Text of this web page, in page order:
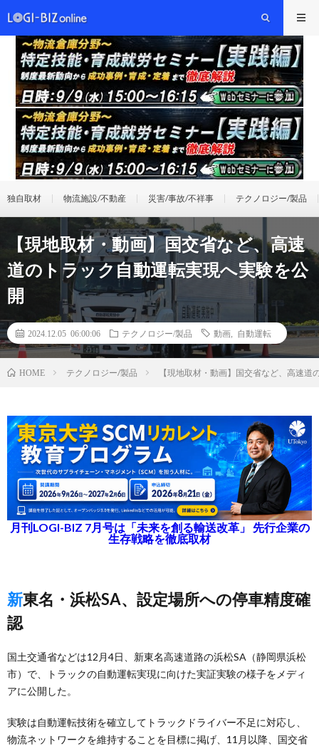
独自取材 物流施設/不動産 災害/事故/不祥事 テクノロジー/製品
【現地取材・動画】国交省など、高速
道のトラック自動運転実現へ実験を公
開
2024.12.05 06:00:06 テクノロジー/製品 動画 自動運転
HOME テクノロジー/製品 【現地取材・動画】国交省など、高速
月刊LOGI-BIZ 7月号は「未来を創る輸送改革」 先行企業の
生存戦略を徹底取材
新東名・浜松SA、設定場所への停車精度確
認
国土交通省などは12月4日、新東名高速道路の浜松SA（静岡県浜松
市）で、トラックの自動運転実現に向けた実証実験の様子をメディ
アに公開した。
実験は自動運転技術を確立してトラックドライバー不足に対応し、
物流ネットワークを維持することを目標に掲げ、11月以降、国交省